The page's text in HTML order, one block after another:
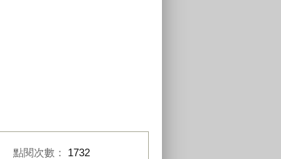
點閱次數： 1732